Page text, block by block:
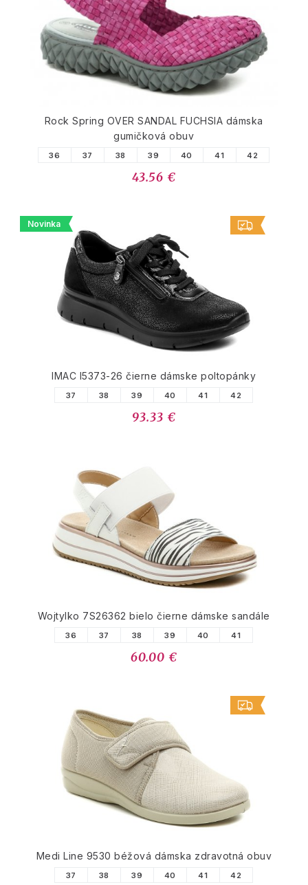
Rock Spring OVER SANDAL FUCHSIA dámska
gumičková obuv
36 37 38 39 40 41 42
43.56 €
Novinka
IMAC I5373-26 čierne dámske poltopánky
37 38 39 40 41 42
93.33 €
Wojtylko 7S26362 bielo čierne dámske sandále
36 37 38 39 40 41
60.00 €
Medi Line 9530 béžová dámska zdravotná obuv
37 38 39 40 41 42